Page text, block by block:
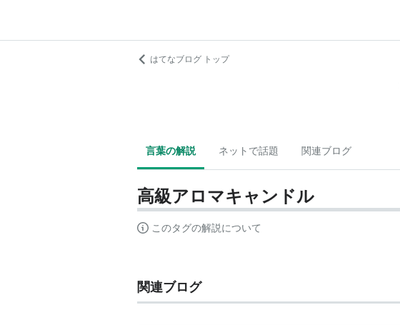
はてなブログ トップ
言葉の解説 ネットで話題 関連ブログ
高級アロマキャンドル
このタグの解説について
関連ブログ